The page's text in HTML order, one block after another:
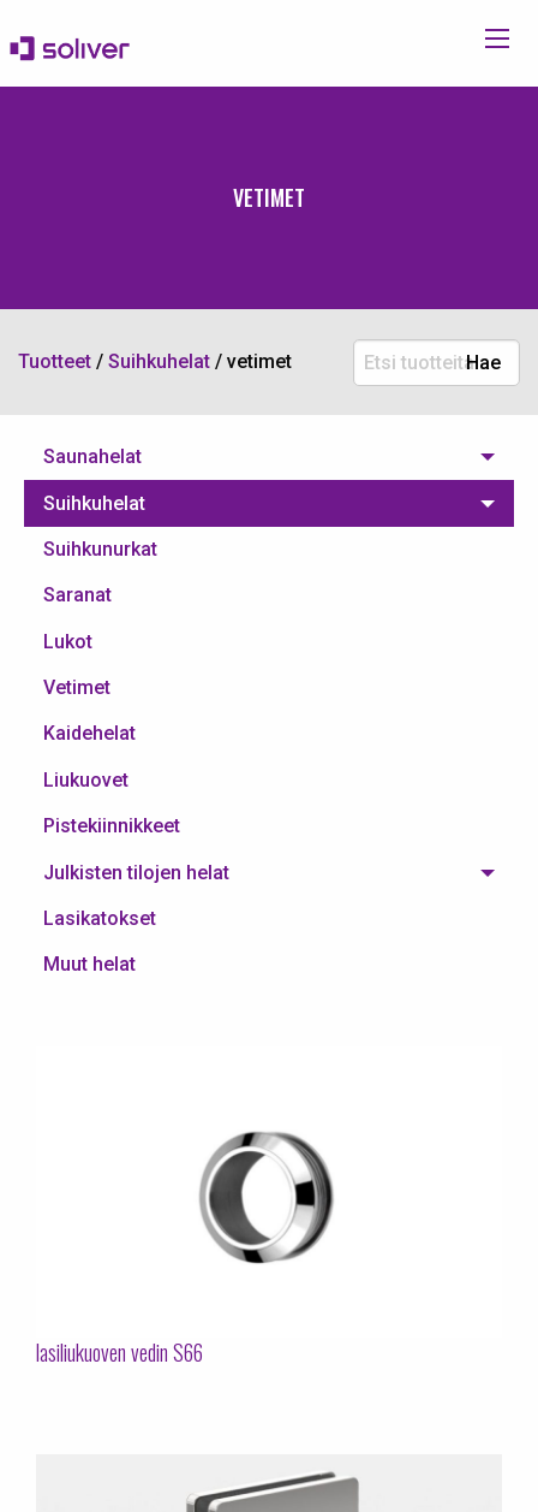
VETIMET
Tuotteet / Suihkuhelat / vetimet
Etsi
tuotteita:
Hae
Saunahelat
Suihkuhelat
Suihkunurkat
Saranat
Lukot
Vetimet
Kaidehelat
Liukuovet
Pistekiinnikkeet
Julkisten tilojen helat
Lasikatokset
Muut helat
lasiliukuoven vedin S66